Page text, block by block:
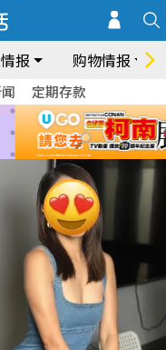
报 购物情报
定期存款